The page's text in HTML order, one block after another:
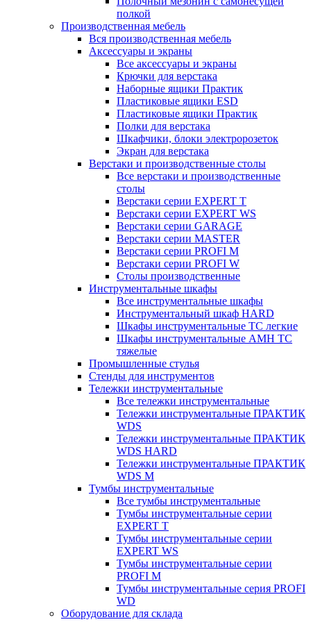
полкой
Производственная мебель
Вся производственная мебель
Аксессуары и экраны
Все аксессуары и экраны
Крючки для верстака
Наборные ящики Практик
Пластиковые ящики ESD
Пластиковые ящики Практик
Полки для верстака
Шкафчики, блоки электророзеток
Экран для верстака
Верстаки и производственные столы
Все верстаки и производственные
столы
Верстаки серии EXPERT T
Верстаки серии EXPERT WS
Верстаки серии GARAGE
Верстаки серии MASTER
Верстаки серии PROFI M
Верстаки серии PROFI W
Столы производственные
Инструментальные шкафы
Все инструментальные шкафы
Инструментальный шкаф HARD
Шкафы инструментальные ТС легкие
Шкафы инструментальные AMH TC
тяжелые
Промышленные стулья
Стенды для инструментов
Тележки инструментальные
Все тележки инструментальные
Тележки инструментальные ПРАКТИК
WDS
Тележки инструментальные ПРАКТИК
WDS HARD
Тележки инструментальные ПРАКТИК
WDS M
Тумбы инструментальные
Все тумбы инструментальные
Тумбы инструментальные серии
EXPERT T
Тумбы инструментальные серии
EXPERT WS
Тумбы инструментальные серии
PROFI M
Тумбы инструментальные серия PROFI
WD
Оборудование для склада